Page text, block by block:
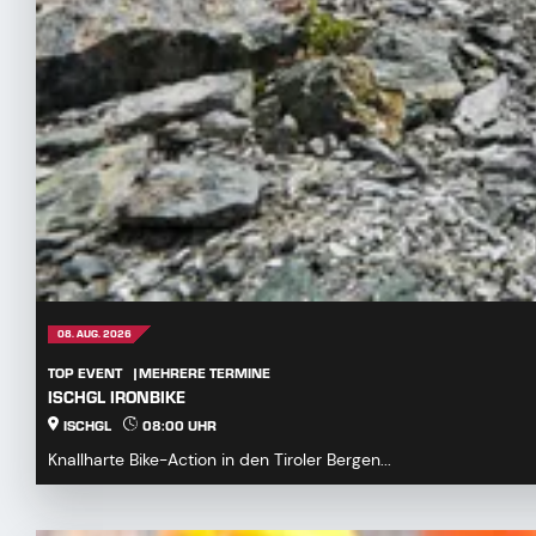
08. AUG. 2026
TOP EVENT MEHRERE TERMINE
ISCHGL IRONBIKE
ISCHGL 08:00 UHR
Knallharte Bike-Action in den Tiroler Bergen...